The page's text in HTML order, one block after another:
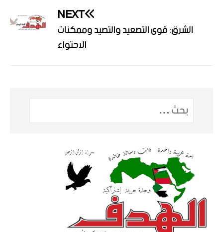
NEXT
الشرق: قوى التصعيد والتصيد وممكنات
الاحتواء